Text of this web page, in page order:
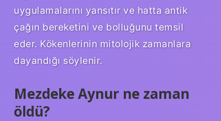
uygulamalarını yansıtır ve hatta antik
çağın bereketini ve bolluğunu temsil
eder. Kökenlerinin mitolojik zamanlara
dayandığı söylenir.
Mezdeke Aynur ne zaman
öldü?